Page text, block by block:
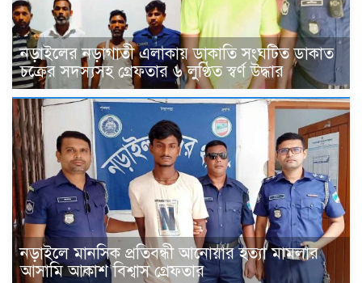
নড়াইলের নড়াগাতী এলাকায় ডাকাতি সংঘটিত ডাকাত
চক্রের সদস্যসহ গ্রেফতার ৬ লুণ্ঠিত স্বর্ণ উদ্ধার
নড়াইলে মানসিক প্রতিবন্ধী আনোয়ার হত্যা মামলার
আসামি আকাশ বিশ্বাস গ্রেফতার